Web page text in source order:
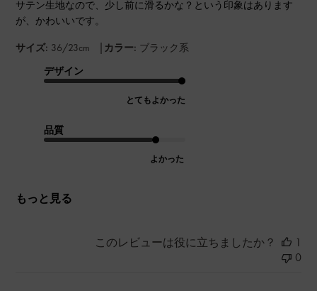
サテン生地なので、少し前に滑るかな？という印象はあります
が、かわいいです。
サイズ: 36/23cm | カラー: ブラック系
デザイン
とてもよかった
品質
よかった
もっと見る
このレビューは役に立ちましたか？
1
0